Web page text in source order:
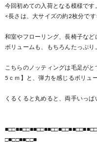
今回初めての入荷となる模様です。
<長さは、大サイズの約2枚分です
和室やフローリング、長椅子など
ボリュームも、もちろんたっぷり。
こちらのノッティングは毛足が
5ｃｍ】と、弾力を感じるボリュ
くるくると丸めると、両手いっぱ
□■□□■■□□■